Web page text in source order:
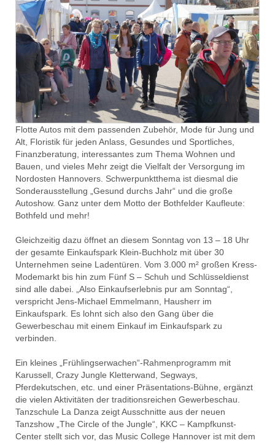
Flotte Autos mit dem passenden Zubehör, Mode für Jung und
Alt, Floristik für jeden Anlass, Gesundes und Sportliches,
Finanzberatung, interessantes zum Thema Wohnen und
Bauen, und vieles Mehr zeigt die Vielfalt der Versorgung im
Nordosten Hannovers. Schwerpunktthema ist diesmal die
Sonderausstellung „Gesund durchs Jahr“ und die große
Autoshow. Ganz unter dem Motto der Bothfelder Kaufleute:
Bothfeld und mehr!
Gleichzeitig dazu öffnet an diesem Sonntag von 13 – 18 Uhr
der gesamte Einkaufspark Klein-Buchholz mit über 30
Unternehmen seine Ladentüren. Vom 3.000 m² großen Kress-
Modemarkt bis hin zum Fünf S – Schuh und Schlüsseldienst
sind alle dabei. „Also Einkaufserlebnis pur am Sonntag“,
verspricht Jens-Michael Emmelmann, Hausherr im
Einkaufspark. Es lohnt sich also den Gang über die
Gewerbeschau mit einem Einkauf im Einkaufspark zu
verbinden.
Ein kleines „Frühlingserwachen“-Rahmenprogramm mit
Karussell, Crazy Jungle Kletterwand, Segways,
Pferdekutschen, etc. und einer Präsentations-Bühne, ergänzt
die vielen Aktivitäten der traditionsreichen Gewerbeschau.
Tanzschule La Danza zeigt Ausschnitte aus der neuen
Tanzshow „The Circle of the Jungle“, KKC – Kampfkunst-
Center stellt sich vor, das Music College Hannover ist mit dem